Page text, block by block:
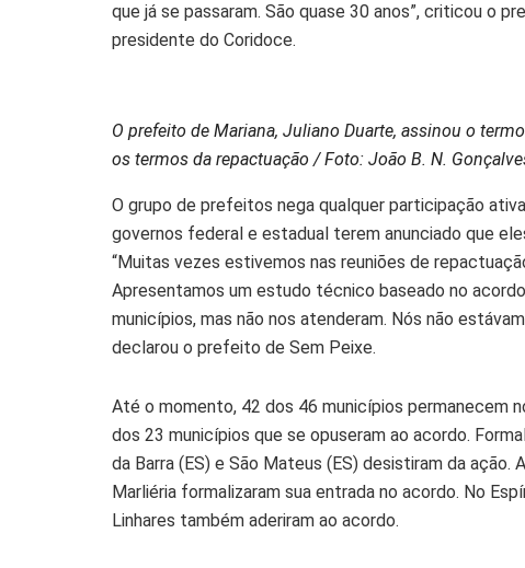
que já se passaram. São quase 30 anos”, criticou o
presidente do Coridoce.
O prefeito de Mariana, Juliano Duarte, assinou o
os termos da repactuação / Foto: João B. N.
O grupo de prefeitos nega qualquer participação
governos federal e estadual terem anunciado que
“Muitas vezes estivemos nas reuniões de
Apresentamos um estudo técnico baseado no
municípios, mas não nos atenderam. Nós não
declarou o prefeito de Sem Peixe.
Até o momento, 42 dos 46 municípios permanecem
dos 23 municípios que se opuseram ao acordo.
da Barra (ES) e São Mateus (ES) desistiram da ação.
Marliéria formalizaram sua entrada no acordo. No
Linhares também aderiram ao acordo.